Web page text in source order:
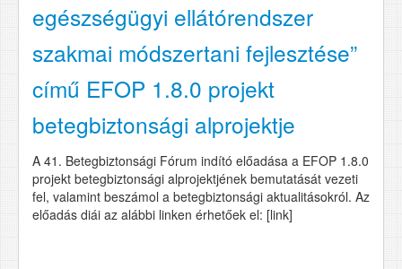
egészségügyi ellátórendszer
szakmai módszertani fejlesztése”
című EFOP 1.8.0 projekt
betegbiztonsági alprojektje
A 41. Betegbiztonsági Fórum indító előadása a EFOP 1.8.0
projekt betegbiztonsági alprojektjének bemutatását vezeti
fel, valamint beszámol a betegbiztonsági aktualitásokról. Az
előadás diái az alábbi linken érhetőek el: [link]